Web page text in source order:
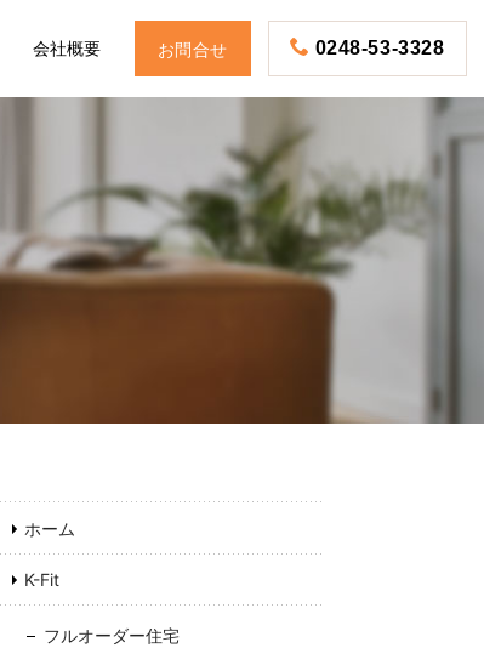
ホーム
K-Fit
フルオーダー住宅
会社概要 お問合せ 0248-53-3328